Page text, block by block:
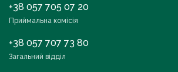
+38 057 705 07 20
Приймальна комісія
+38 057 707 73 80
Загальний відділ